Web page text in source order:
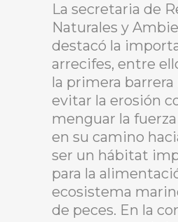
La secretaria de
Naturales y
destacó la
arrecifes, entre
la primera barrera
evitar la erosión
menguar la
en su camino
ser un hábitat
para la
ecosistema
de peces. En la